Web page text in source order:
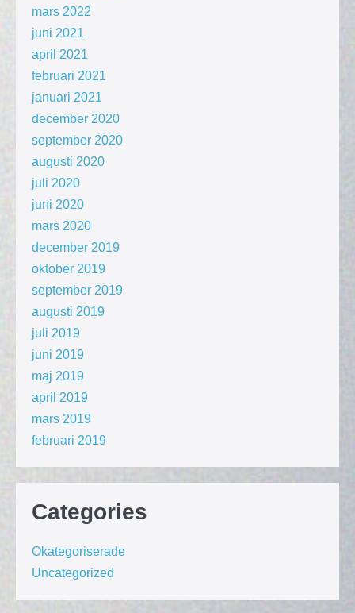
mars 2022
juni 2021
april 2021
februari 2021
januari 2021
december 2020
september 2020
augusti 2020
juli 2020
juni 2020
mars 2020
december 2019
oktober 2019
september 2019
augusti 2019
juli 2019
juni 2019
maj 2019
april 2019
mars 2019
februari 2019
Categories
Okategoriserade
Uncategorized